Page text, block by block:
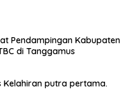
Pendampingan Kabupaten
di Tanggamus
Kelahiran putra pertama.